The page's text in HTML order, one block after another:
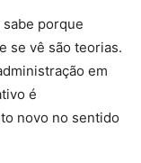
porque
se vê são teorias.
em
é
novo no sentido